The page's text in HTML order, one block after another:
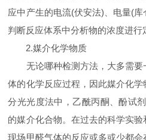
应中产生的电流(伏安法)、电量(库
判断反应体系中分析物的浓度进行
2.媒介化学物质
无论哪种检测方法，大多需要
体的化学反应过程，因此媒介化
分光光度法中，乙酰丙酮、酚试
的媒介化合物。在过去的科学实
现场甲醛气体的反应或多或少都